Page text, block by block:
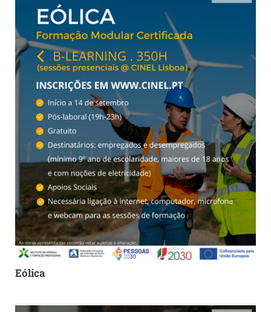
Eólica